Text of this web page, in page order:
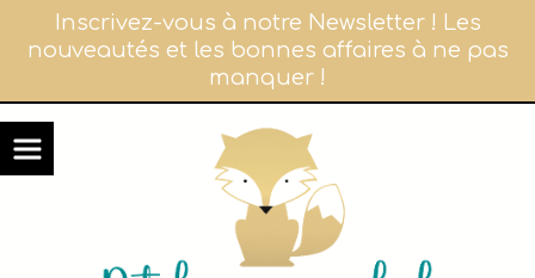
Inscrivez-vous à notre Newsletter ! Les
nouveautés et les bonnes affaires à ne pas
manquer !
Panneau de gestion des cookies